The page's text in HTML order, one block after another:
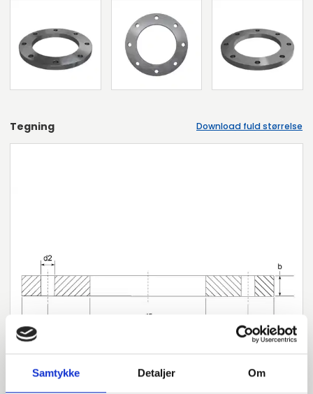
Samtykke Detaljer Om
Tegning Download fuld størrelse